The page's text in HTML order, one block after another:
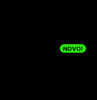
NOVO!